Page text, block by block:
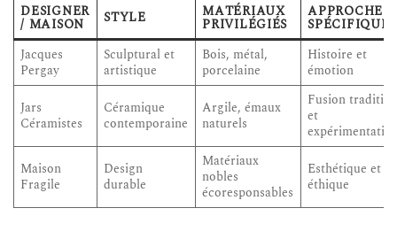
DESIGNER
/ MAISON STYLE MATÉRIAUX
PRIVILÉGIÉS
APPROCHE
SPÉCIFIQUE
Jacques
Pergay
Sculptural et
artistique
Bois, métal,
porcelaine
Histoire et
émotion
Jars
Céramistes
Céramique
contemporaine
Argile, émaux
naturels
Fusion
et
Maison
Fragile
Design
durable
Matériaux
nobles
écoresponsables
Esthétique et
éthique